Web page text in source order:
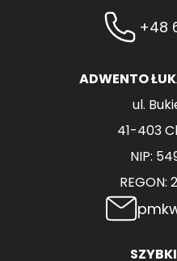
+48
ADWENTO
ul.
41-403
NIP:
REGON: